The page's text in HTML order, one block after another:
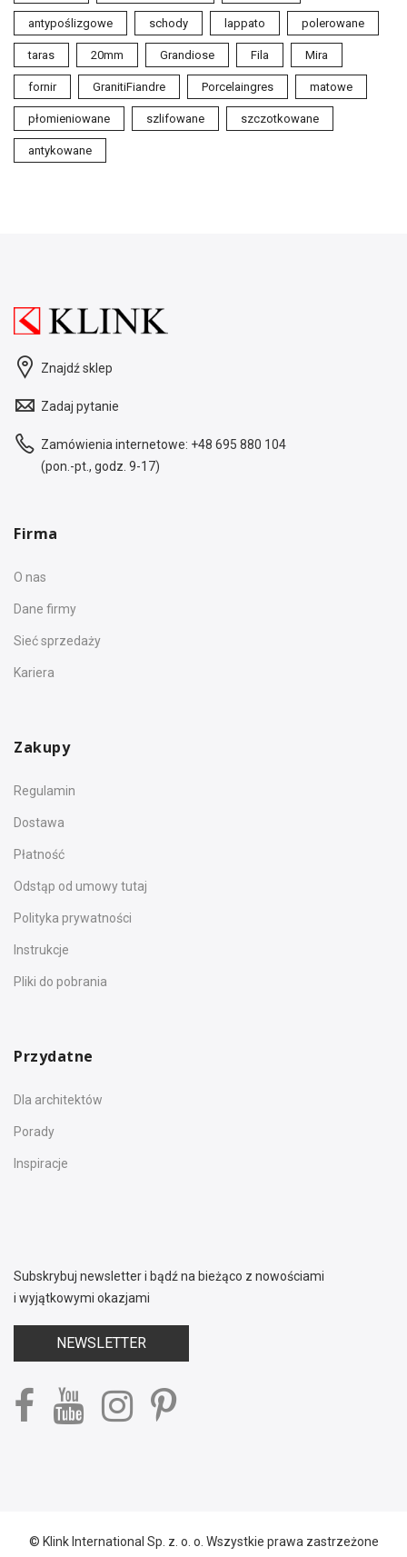
antypoślizgowe schody lappato polerowane
taras 20mm Grandiose Fila Mira
fornir GranitiFiandre Porcelaingres matowe
płomieniowane szlifowane szczotkowane
antykowane
Znajdź sklep
Zadaj pytanie
Zamówienia internetowe: +48 695 880 104
(pon.-pt., godz. 9-17)
Firma
O nas
Dane firmy
Sieć sprzedaży
Kariera
Zakupy
Regulamin
Dostawa
Płatność
Odstąp od umowy tutaj
Polityka prywatności
Instrukcje
Pliki do pobrania
Przydatne
Dla architektów
Porady
Inspiracje
Subskrybuj newsletter i bądź na bieżąco z nowościami
i wyjątkowymi okazjami
NEWSLETTER
© Klink International Sp. z. o. o. Wszystkie prawa zastrzeżone